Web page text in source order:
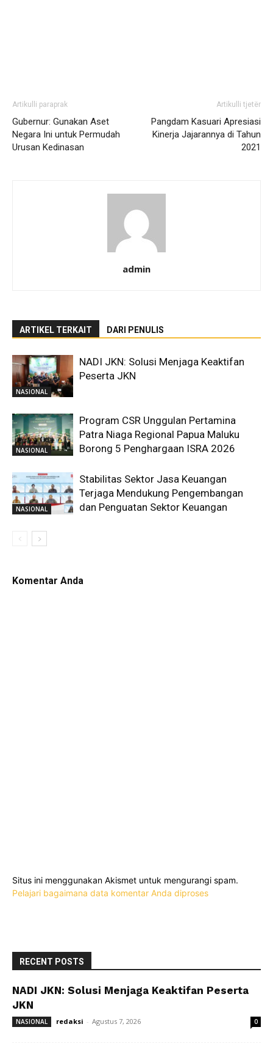
Artikulli paraprak
Gubernur: Gunakan Aset
Negara Ini untuk Permudah
Urusan Kedinasan
Artikulli tjetër
Pangdam Kasuari Apresiasi
Kinerja Jajarannya di Tahun
2021
admin
ARTIKEL TERKAIT DARI PENULIS
NASIONAL
NADI JKN: Solusi Menjaga Keaktifan
Peserta JKN
NASIONAL
Program CSR Unggulan Pertamina
Patra Niaga Regional Papua Maluku
Borong 5 Penghargaan ISRA 2026
NASIONAL
Stabilitas Sektor Jasa Keuangan
Terjaga Mendukung Pengembangan
dan Penguatan Sektor Keuangan
Komentar Anda
Situs ini menggunakan Akismet untuk mengurangi spam.
Pelajari bagaimana data komentar Anda diproses
RECENT POSTS
NADI JKN: Solusi Menjaga Keaktifan Peserta
JKN
NASIONAL redaksi - Agustus 7, 2026 0